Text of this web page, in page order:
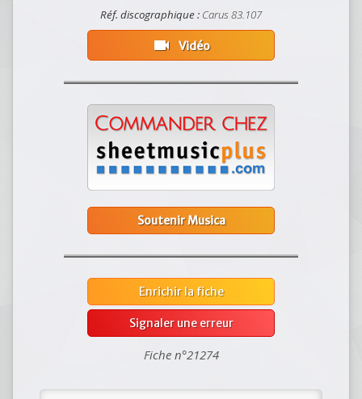
Réf. discographique : Carus 83.107
videocam Vidéo
Soutenir Musica
Enrichir la fiche
Signaler une erreur
Fiche n°21274